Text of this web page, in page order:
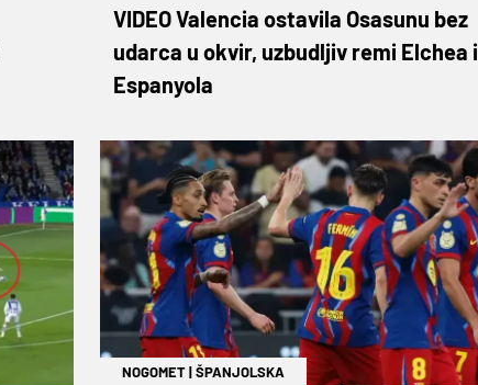
VIDEO Valencia ostavila Osasunu bez
udarca u okvir, uzbudljiv remi Elchea i
Espanyola
NOGOMET|ŠPANJOLSKA